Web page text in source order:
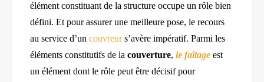
élément constituant de la structure occupe un rôle bien
défini. Et pour assurer une meilleure pose, le recours
au service d’un couvreurs’avère impératif. Parmi les
éléments constitutifs de la couverture, le faîtage est
un élément dont le rôle peut être décisif pour